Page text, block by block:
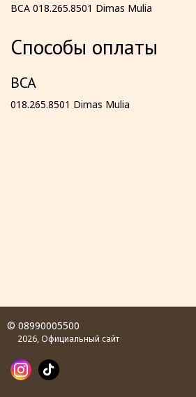
BCA 018.265.8501 Dimas Mulia
Способы оплаты
BCA
018.265.8501 Dimas Mulia
© 08990005500
2026, Официальный сайт